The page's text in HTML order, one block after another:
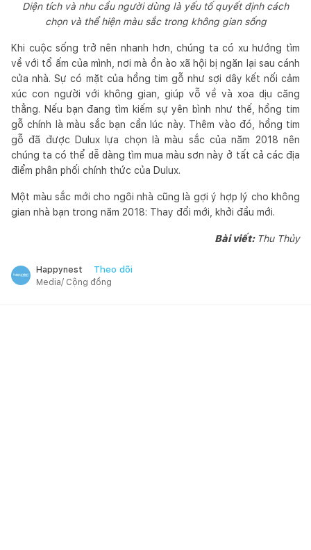
Diện tích và nhu cầu người dùng là yếu tố quyết định cách
chọn và thể hiện màu sắc trong không gian sống
Khi cuộc sống trở nên nhanh hơn, chúng ta có xu hướng tìm
về với tổ ấm của mình, nơi mà ồn ào xã hội bị ngăn lại sau cánh
cửa nhà. Sự có mặt của hồng tim gỗ như sợi dây kết nối cảm
xúc con người với không gian, giúp vỗ về và xoa dịu căng
thẳng. Nếu bạn đang tìm kiếm sự yên bình như thế, hồng tim
gỗ chính là màu sắc bạn cần lúc này. Thêm vào đó, hồng tim
gỗ đã được Dulux lựa chọn là màu sắc của năm 2018 nên
chúng ta có thể dễ dàng tìm mua màu sơn này ở tất cả các địa
điểm phân phối chính thức của Dulux.
Một màu sắc mới cho ngôi nhà cũng là gợi ý hợp lý cho không
gian nhà bạn trong năm 2018: Thay đổi mới, khởi đầu mới.
Bài viết: Thu Thủy
Happynest Theo dõi
Media/ Cộng đồng